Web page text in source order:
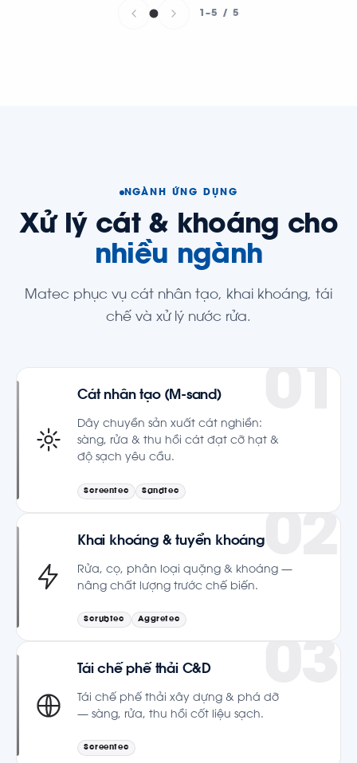
1–5 / 5
NGÀNH ỨNG DỤNG
Xử lý cát & khoáng cho
nhiều ngành
Matec phục vụ cát nhân tạo, khai khoáng, tái
chế và xử lý nước rửa.
Cát nhân tạo (M-sand)
Dây chuyền sản xuất cát nghiền:
sàng, rửa & thu hồi cát đạt cỡ hạt &
độ sạch yêu cầu.
Screentec Sandtec
Khai khoáng & tuyển khoáng
Rửa, cọ, phân loại quặng & khoáng —
nâng chất lượng trước chế biến.
Scrubtec Aggretec
Tái chế phế thải C&D
Tái chế phế thải xây dựng & phá dỡ
— sàng, rửa, thu hồi cốt liệu sạch.
Screentec